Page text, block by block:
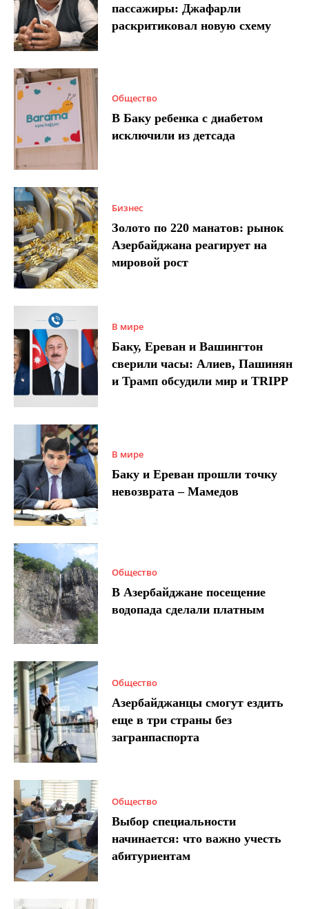
пассажиры: Джафарли
раскритиковал новую схему
Общество
В Баку ребенка с диабетом
исключили из детсада
Бизнес
Золото по 220 манатов: рынок
Азербайджана реагирует на
мировой рост
В мире
Баку, Ереван и Вашингтон
сверили часы: Алиев, Пашинян
и Трамп обсудили мир и TRIPP
В мире
Баку и Ереван прошли точку
невозврата – Мамедов
Общество
В Азербайджане посещение
водопада сделали платным
Общество
Азербайджанцы смогут ездить
еще в три страны без
загранпаспорта
Общество
Выбор специальности
начинается: что важно учесть
абитуриентам